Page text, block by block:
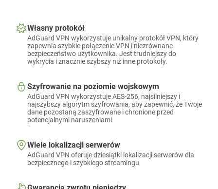
Własny protokół
AdGuard VPN wykorzystuje unikalny protokół VPN, który
zapewnia szybkie połączenie VPN i niezrównane
bezpieczeństwo użytkownika. Jest trudniejszy do
wykrycia i znacznie szybszy niż inne protokoły.
Szyfrowanie na poziomie wojskowym
AdGuard VPN wykorzystuje AES-256, najsilniejszy i
najszybszy algorytm szyfrowania, aby zapewnić, że Twoje
dane pozostaną zaszyfrowane i chronione przed
potencjalnymi naruszeniami
Wiele lokalizacji serwerów
AdGuard VPN oferuje dziesiątki lokalizacji serwerów dla
bezpiecznego i szybkiego streamingu